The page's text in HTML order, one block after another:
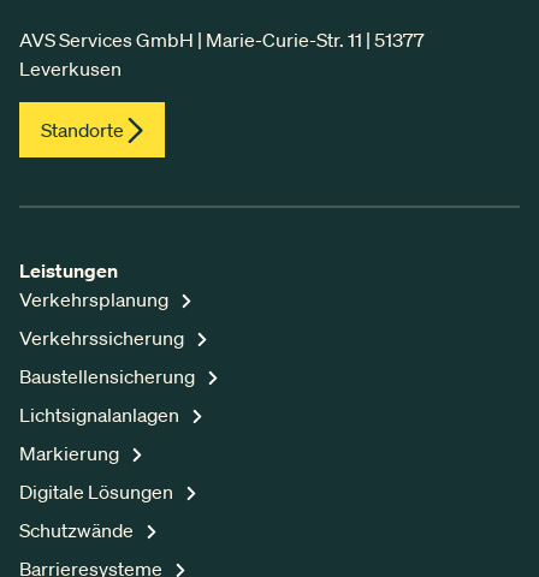
AVS Services GmbH | Marie-Curie-Str. 11 | 51377
Leverkusen
Standorte
Leistungen
Verkehrsplanung
Verkehrssicherung
Baustellensicherung
Lichtsignalanlagen
Markierung
Digitale Lösungen
Schutzwände
Barrieresysteme